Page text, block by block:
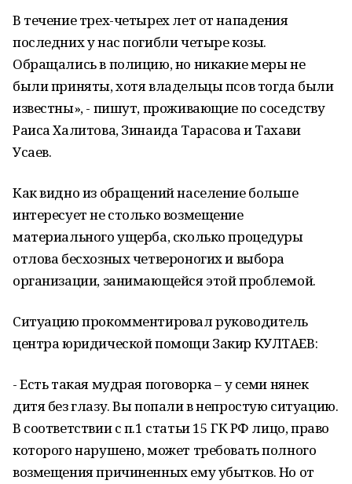
В течение трех-четырех лет от нападения
последних у нас погибли четыре козы.
Обращались в полицию, но никакие меры не
были приняты, хотя владельцы псов тогда были
известны», - пишут, проживающие по соседству
Раиса Халитова, Зинаида Тарасова и Тахави
Усаев.
Как видно из обращений население больше
интересует не столько возмещение
материального ущерба, сколько процедуры
отлова бесхозных четвероногих и выбора
организации, занимающейся этой проблемой.
Ситуацию прокомментировал руководитель
центра юридической помощи Закир КУЛТАЕВ:
- Есть такая мудрая поговорка – у семи нянек
дитя без глазу. Вы попали в непростую ситуацию.
В соответствии с п.1 статьи 15 ГК РФ лицо, право
которого нарушено, может требовать полного
возмещения причиненных ему убытков. Но от